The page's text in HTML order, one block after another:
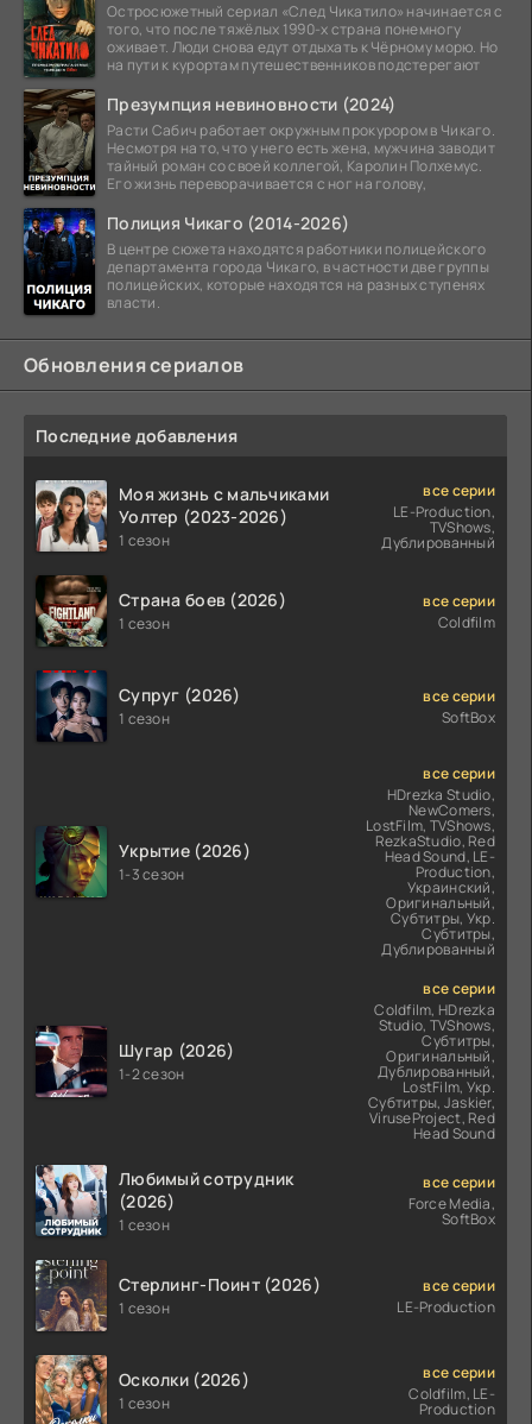
Остросюжетный сериал «След Чикатило» начинается с
того, что после тяжёлых 1990-х страна понемногу
оживает. Люди снова едут отдыхать к Чёрному морю. Но
на пути к курортам путешественников подстерегают
Презумпция невиновности (2024)
Расти Сабич работает окружным прокурором в Чикаго.
Несмотря на то, что у него есть жена, мужчина заводит
тайный роман со своей коллегой, Каролин Полхемус.
Его жизнь переворачивается с ног на голову,
Полиция Чикаго (2014-2026)
В центре сюжета находятся работники полицейского
департамента города Чикаго, в частности две группы
полицейских, которые находятся на разных ступенях
власти.
Обновления сериалов
Последние добавления
Моя жизнь с мальчиками
Уолтер (2023-2026)
1 сезон
все серии
LE-Production,
TVShows,
Дублированный
Страна боев (2026)
1 сезон
все серии
Coldfilm
Супруг (2026)
1 сезон
все серии
SoftBox
Укрытие (2026)
1-3 сезон
все серии
HDrezka Studio,
NewComers,
LostFilm, TVShows,
RezkaStudio, Red
Head Sound, LE-
Production,
Украинский,
Оригинальный,
Субтитры, Укр.
Субтитры,
Дублированный
Шугар (2026)
1-2 сезон
все серии
Coldfilm, HDrezka
Studio, TVShows,
Субтитры,
Оригинальный,
Дублированный,
LostFilm, Укр.
Субтитры, Jaskier,
ViruseProject, Red
Head Sound
Любимый сотрудник
(2026)
1 сезон
все серии
Force Media,
SoftBox
Стерлинг-Поинт (2026)
1 сезон
все серии
LE-Production
Осколки (2026)
1 сезон
все серии
Coldfilm, LE-
Production